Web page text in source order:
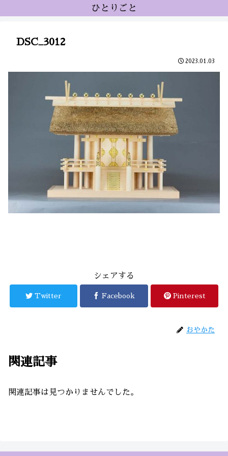
ひとりごと
DSC_3012
2023.01.03
シェアする
Twitter Facebook Pinterest
おやかた
関連記事
関連記事は見つかりませんでした。